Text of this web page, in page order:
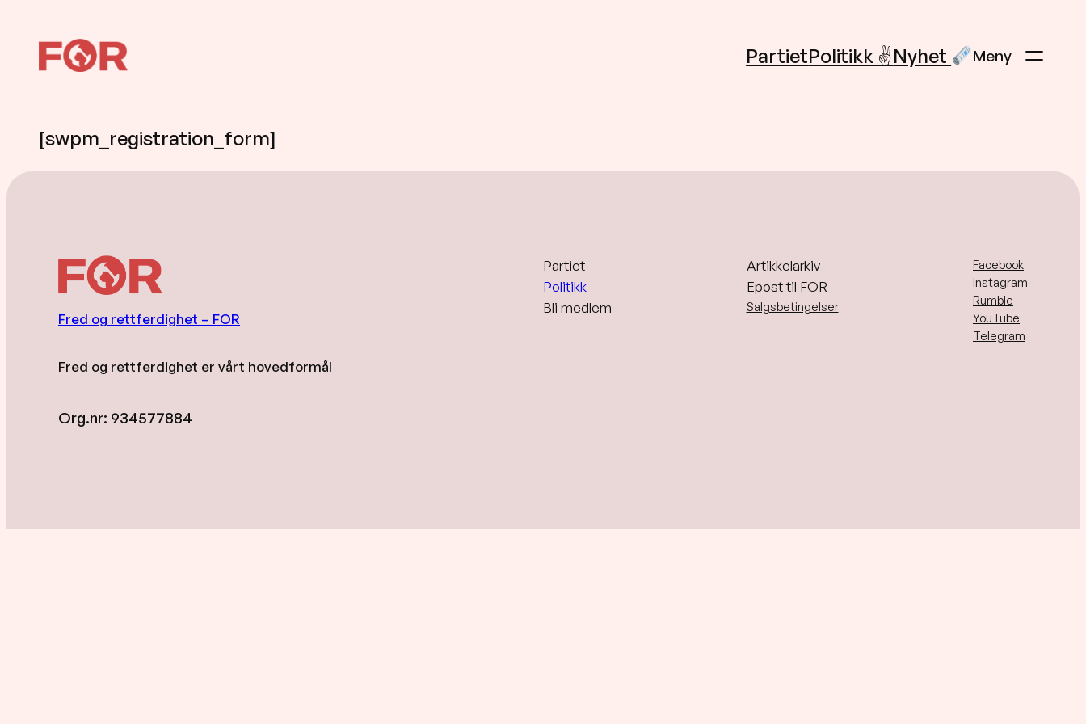
PartietPolitikk ✌️Nyhet
[swpm_registration_form]
Fred og rettferdighet – FOR
Fred og rettferdighet er vårt hovedformål
Org.nr: 934577884
Partiet
Politikk
Bli medlem
Artikkelarkiv
Epost til FOR
Salgsbetingelser
Facebook
Instagram
Rumble
YouTube
Telegram